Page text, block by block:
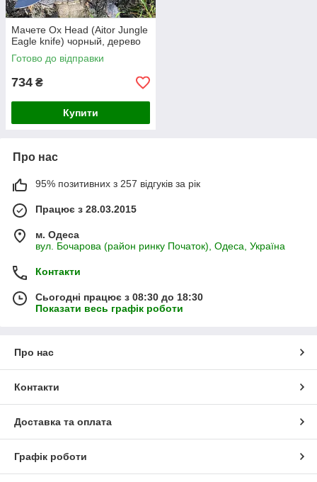
Мачете Ox Head (Aitor Jungle
Eagle knife) чорный, дерево
Готово до відправки
734 ₴
Купити
Про нас
95% позитивних з 257 відгуків за рік
Працює з 28.03.2015
м. Одеса
вул. Бочарова (район ринку Початок), Одеса, Україна
Контакти
Сьогодні працює з 08:30 до 18:30
Показати весь графік роботи
Про нас
Контакти
Доставка та оплата
Графік роботи